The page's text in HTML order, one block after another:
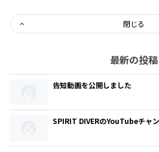
閉じる
最新の投稿
告知動画を公開しました
SPIRIT DIVERのYouTubeチャ